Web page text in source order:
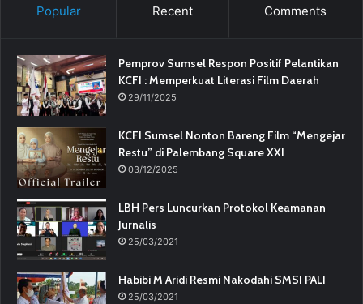
Popular Recent Comments
Pemprov Sumsel Respon Positif Pelantikan
KCFI : Memperkuat Literasi Film Daerah
29/11/2025
KCFI Sumsel Nonton Bareng Film “Mengejar
Restu” di Palembang Square XXI
03/12/2025
LBH Pers Luncurkan Protokol Keamanan
Jurnalis
25/03/2021
Habibi M Aridi Resmi Nakodahi SMSI PALI
25/03/2021